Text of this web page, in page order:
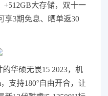
+512GB大存储，双十一
享3期免息、晒单返30
华硕无畏15 2023，机
支持180°自由开合，让